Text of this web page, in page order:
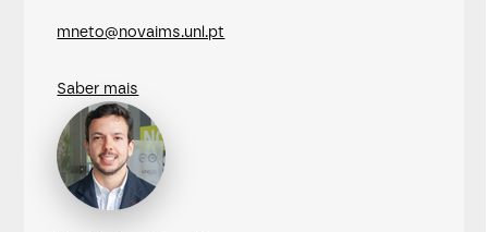
mneto@novaims.unl.pt
Saber mais